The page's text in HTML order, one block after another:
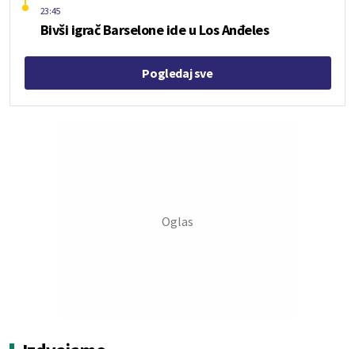
Bivši igrač Barselone ide u Los Anđeles
23:45
Pogledaj sve